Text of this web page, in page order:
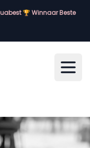
🏆 Winnaar Beste